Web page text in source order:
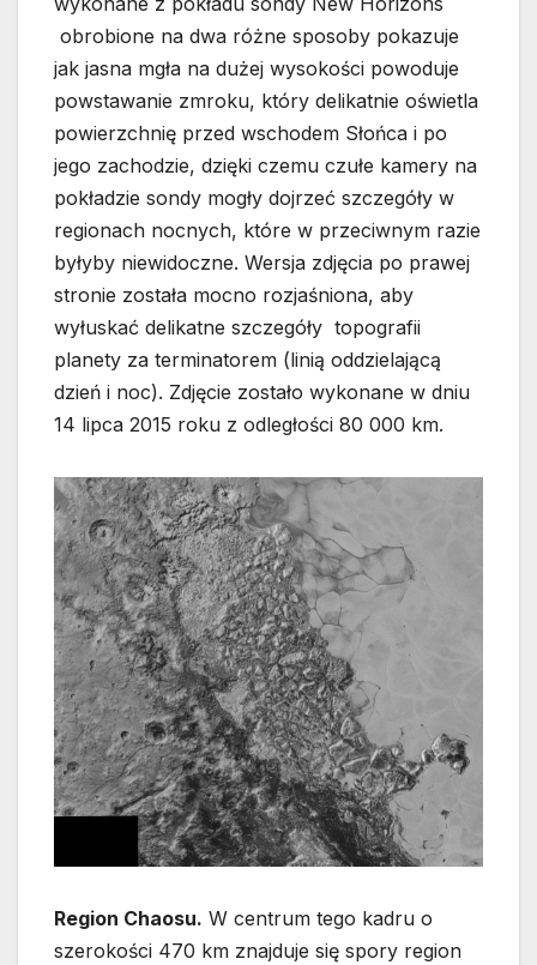
obrobione na dwa różne sposoby pokazuje
jak jasna mgła na dużej wysokości powoduje
powstawanie zmroku, który delikatnie oświetla
powierzchnię przed wschodem Słońca i po
jego zachodzie, dzięki czemu czułe kamery na
pokładzie sondy mogły dojrzeć szczegóły w
regionach nocnych, które w przeciwnym razie
byłyby niewidoczne. Wersja zdjęcia po prawej
stronie została mocno rozjaśniona, aby
wyłuskać delikatne szczegóły topografii
planety za terminatorem (linią oddzielającą
dzień i noc). Zdjęcie zostało wykonane w dniu
14 lipca 2015 roku z odległości 80 000 km.
Region Chaosu. W centrum tego kadru o
szerokości 470 km znajduje się spory region